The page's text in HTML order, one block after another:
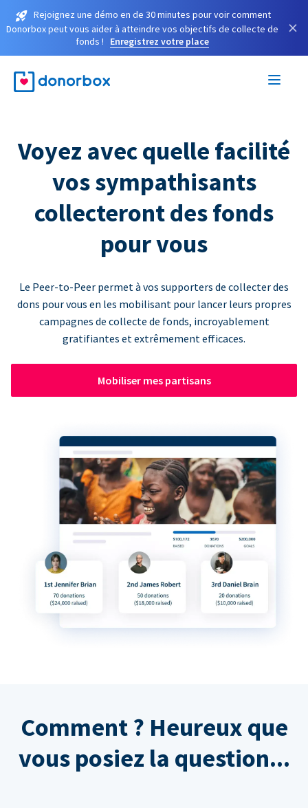
Rejoignez une démo en de 30 minutes pour voir comment
Donorbox peut vous aider à atteindre vos objectifs de collecte de
fonds !
Enregistrez votre place
×
Voyez avec quelle facilité
vos sympathisants
collecteront des fonds
pour vous
Le Peer-to-Peer permet à vos supporters de collecter des
dons pour vous en les mobilisant pour lancer leurs propres
campagnes de collecte de fonds, incroyablement
gratifiantes et extrêmement efficaces.
Mobiliser mes partisans
Comment ? Heureux que
vous posiez la question...